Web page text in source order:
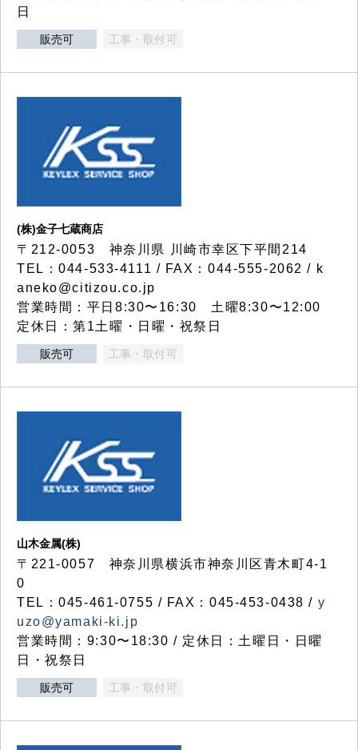
日
販売可 工事・取付可
(株)金子七蔵商店
〒212-0053 神奈川県 川崎市幸区下平間214
TEL：044-533-4111 / FAX：044-555-2062 / k
aneko@citizou.co.jp
営業時間：平日8:30〜16:30 土曜8:30〜12:00
定休日：第1土曜・日曜・祝祭日
販売可 工事・取付可
山木金属(株)
〒221-0057 神奈川県横浜市神奈川区青木町4-1
0
TEL：045-461-0755 / FAX：045-453-0438 / y
uzo@yamaki-ki.jp
営業時間：9:30〜18:30 / 定休日：土曜日・日曜
日・祝祭日
販売可 工事・取付可